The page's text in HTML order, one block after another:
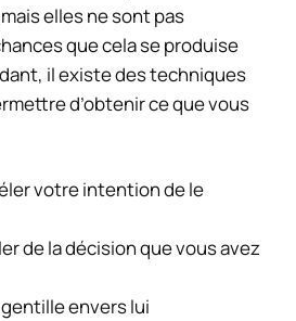
elles ne sont pas
que cela se produise
il existe des techniques
d’obtenir ce que vous
votre intention de le
de la décision que vous avez
envers lui